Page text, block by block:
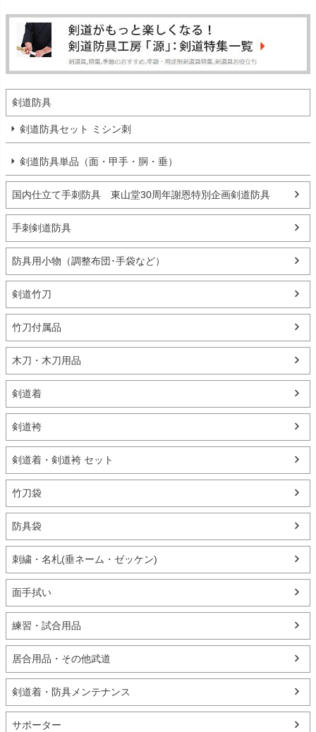
剣道防具
剣道防具セット ミシン刺
剣道防具単品（面・甲手・胴・垂）
国内仕立て手刺防具 東山堂30周年謝恩特別企画剣道防具
手刺剣道防具
防具用小物（調整布団･手袋など）
剣道竹刀
竹刀付属品
木刀・木刀用品
剣道着
剣道袴
剣道着・剣道袴 セット
竹刀袋
防具袋
刺繍・名札(垂ネーム・ゼッケン)
面手拭い
練習・試合用品
居合用品・その他武道
剣道着・防具メンテナンス
サポーター